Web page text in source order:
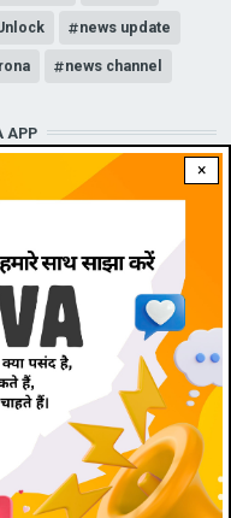
×
news update
news channel
APP
US!